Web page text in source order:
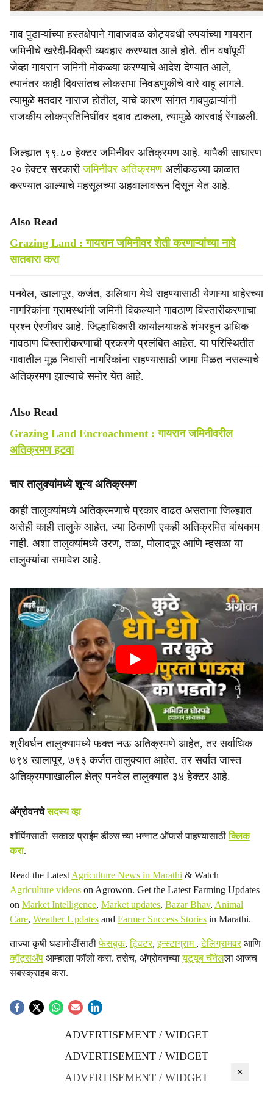
गाव पुढाऱ्यांच्या हस्तक्षेपाने गावाजवळ कोट्यवधी रुपयांच्या गायरान
जमिनीचे खरेदी-विक्री व्यवहार करण्यात आले होते. तीन वर्षांपूर्वी
जेव्हा गायरान जमिनी मोकळ्या करण्याचे आदेश देण्यात आले,
त्यानंतर काही दिवसांतच लोकसभा निवडणुकीचे वारे वाहू लागले.
त्यामुळे मतदार नाराज होतील, याचे कारण सांगत गावपुढाऱ्यांनी
राजकीय लोकप्रतिनिधींवर दबाव टाकला, त्यामुळे कारवाई रेंगाळली.
जिल्ह्यात ९९.८० हेक्टर जमिनीवर अतिक्रमण आहे. यापैकी साधारण
२० हेक्टर सरकारीजमिनीवर अतिक्रमण अलीकडच्या काळात
करण्यात आल्‍याचे महसूलच्या अहवालावरून दिसून येत आहे.
Also Read
Grazing Land : गायरान जमिनीवर शेती करणाऱ्यांच्या नावे
सातबारा करा
पनवेल, खालापूर, कर्जत, अलिबाग येथे राहण्यासाठी येणाऱ्या बाहेरच्या
नागरिकांना ग्रामस्थांनी जमिनी विकल्याने गावठाण विस्तारीकरणाचा
प्रश्न ऐरणीवर आहे. जिल्हाधिकारी कार्यालयाकडे शंभरहून अधिक
गावठाण विस्तारीकरणाची प्रकरणे प्रलंबित आहेत. या परिस्थितीत
गावातील मूळ निवासी नागरिकांना राहण्यासाठी जागा मिळत नसल्याचे
अतिक्रमण झाल्याचे समोर येत आहे.
Also Read
Grazing Land Encroachment : गायरान जमिनीवरील
अतिक्रमण हटवा
चार तालुक्यांमध्ये शून्य अतिक्रमण
काही तालुक्यांमध्ये अतिक्रमणाचे प्रकार वाढत असताना जिल्ह्यात
असेही काही तालुके आहेत, ज्‍या ठिकाणी एकही अतिक्रमित बांधकाम
नाही. अशा तालुक्यांमध्ये उरण, तळा, पोलादपूर आणि म्हसळा या
तालुक्यांचा समावेश आहे.
श्रीवर्धन तालुक्यामध्ये फक्त नऊ अतिक्रमणे आहेत, तर सर्वाधिक
७९४ खालापूर, ७९३ कर्जत तालुक्यात आहेत. तर सर्वात जास्त
अतिक्रमणाखालील क्षेत्र पनवेल तालुक्यात ३४ हेक्टर आहे.
ॲग्रोवनचेसदस्य व्हा
शॉपिंगसाठी 'सकाळ प्राईम डील्स'च्या भन्नाट ऑफर्स पाहण्यासाठीक्लिक
करा.
Read the Latest Agriculture News in Marathi & Watch
Agriculture videos on Agrowon. Get the Latest Farming Updates
on Market Intelligence, Market updates, Bazar Bhav, Animal
Care, Weather Updates and Farmer Success Stories in Marathi.
ताज्या कृषी घडामोडींसाठीफेसबुक,ट्विटर,इन्स्टाग्राम ,टेलिग्रामवरआणि
व्हॉट्सॲप आम्हाला फॉलो करा. तसेच, ॲग्रोवनच्यायूट्यूब चॅनेलला आजच
सबस्क्राइब करा.
ADVERTISEMENT / WIDGET
ADVERTISEMENT / WIDGET
ADVERTISEMENT / WIDGET
×